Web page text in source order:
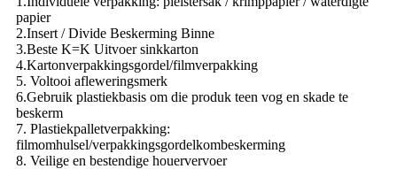
papier
2.Insert / Divide Beskerming Binne
3.Beste K=K Uitvoer sinkkarton
4.Kartonverpakkingsgordel/filmverpakking
5. Voltooi afleweringsmerk
6.Gebruik plastiekbasis om die produk teen vog en skade te
beskerm
7. Plastiekpalletverpakking:
filmomhulsel/verpakkingsgordelkombeskerming
8. Veilige en bestendige houervervoer